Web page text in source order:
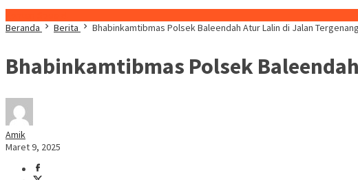
Beranda
Berita Bhabinkamtibmas Polsek Baleendah Atur Lalin di Jalan
Bhabinkamtibmas Polsek
Amik
Maret 9, 2025